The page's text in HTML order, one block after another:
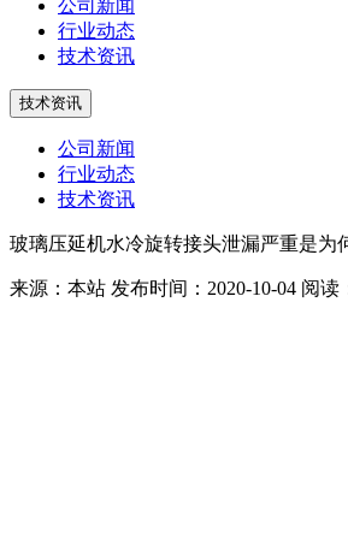
公司新闻
行业动态
技术资讯
技术资讯
公司新闻
行业动态
技术资讯
玻璃压延机水冷旋转接头泄漏严重是为
来源：本站 发布时间：2020-10-04 阅读